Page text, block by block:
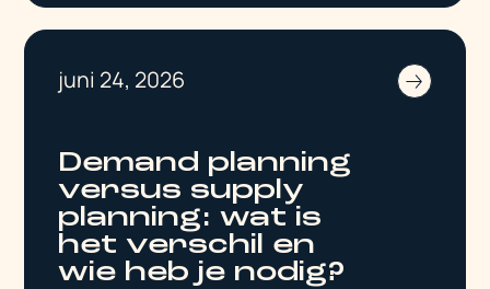
juni 24, 2026
Demand planning
versus supply
planning: wat is
het verschil en
wie heb je nodig?